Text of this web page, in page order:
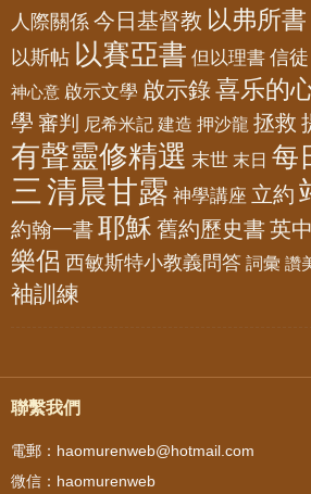
人際關係 今日基督教 以弗所書
以斯帖 以賽亞書 但以理書 信徒
神心意 啟示文學 啟示錄喜乐的
學 審判 尼希米記 建造 押沙龍 拯救
有聲靈修精選 末世 末日 每
三 清晨甘露 神學講座 立約
約翰一書耶穌 舊約歷史書 英
樂侶 西敏斯特小教義問答 詞彙 讚
袖訓練
聯繫我們
電郵：haomurenweb@hotmail.com
微信：haomurenweb